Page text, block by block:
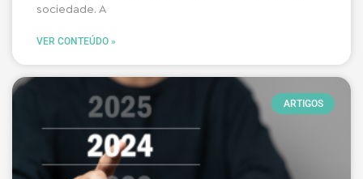
sociedade. A
VER CONTEÚDO »
ARTIGOS